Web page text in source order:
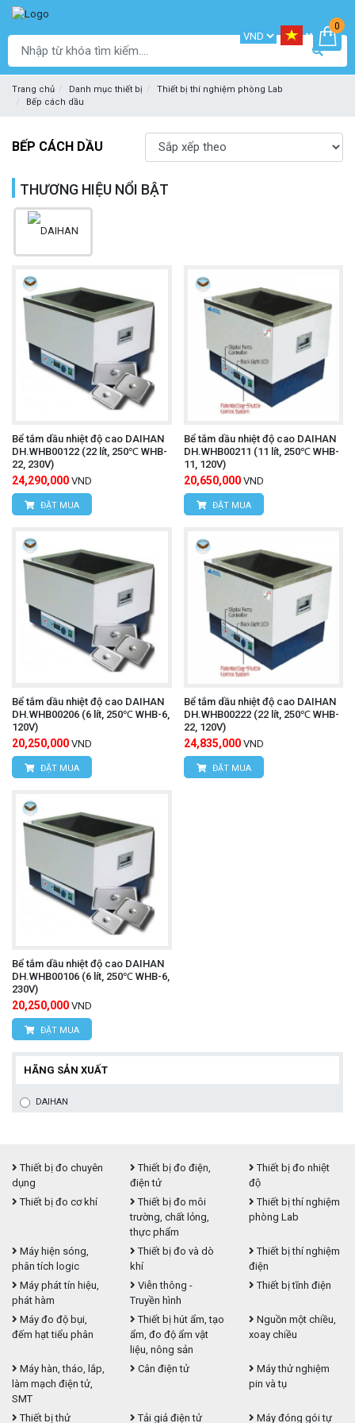
0
Trang chủ Danh mục thiết bị
Thiết bị thí nghiệm phòng Lab
Bếp cách dầu
BẾP CÁCH DẦU
THƯƠNG HIỆU NỔI BẬT
Bể tắm dầu nhiệt độ cao DAIHAN
DH.WHB00122 (22 lít, 250℃ WHB-
22, 230V)
24,290,000 VND
ĐẶT MUA
Bể tắm dầu nhiệt độ cao DAIHAN
DH.WHB00211 (11 lít, 250℃ WHB-
11, 120V)
20,650,000 VND
ĐẶT MUA
Bể tắm dầu nhiệt độ cao DAIHAN
DH.WHB00206 (6 lít, 250℃ WHB-6,
120V)
20,250,000 VND
ĐẶT MUA
Bể tắm dầu nhiệt độ cao DAIHAN
DH.WHB00222 (22 lít, 250℃ WHB-
22, 120V)
24,835,000 VND
ĐẶT MUA
Bể tắm dầu nhiệt độ cao DAIHAN
DH.WHB00106 (6 lít, 250℃ WHB-6,
230V)
20,250,000 VND
ĐẶT MUA
HÃNG SẢN XUẤT
DAIHAN
Thiết bị đo chuyên
dụng
Thiết bị đo điện,
điện tử
Thiết bị đo nhiệt
độ
Thiết bị đo cơ khí
Thiết bị đo môi
trường, chất lỏng,
thực phẩm
Thiết bị thí nghiệm
phòng Lab
Máy hiện sóng,
phân tích logic
Thiết bị đo và dò
khí
Thiết bị thí nghiệm
điện
Máy phát tín hiệu,
phát hàm
Viễn thông -
Truyền hình
Thiết bị tĩnh điện
Máy đo độ bụi,
đếm hạt tiểu phân
Thiết bị hút ẩm, tạo
ẩm, đo độ ẩm vật
liệu, nông sản
Nguồn một chiều,
xoay chiều
Máy hàn, tháo, lắp,
làm mạch điện tử,
SMT
Cân điện tử
Máy thử nghiệm
pin và tụ
Thiết bị thử Tải giả điện tử Máy đóng gói tự